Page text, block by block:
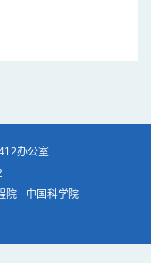
办公室
院 - 中国科学院